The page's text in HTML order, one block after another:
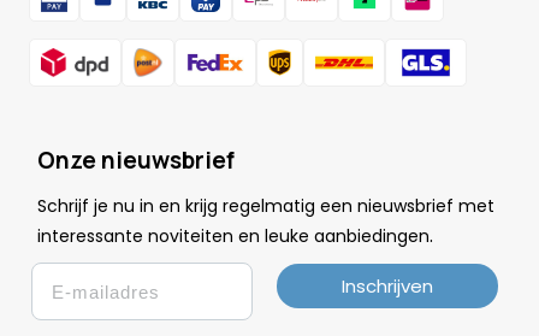
Onze nieuwsbrief
Schrijf je nu in en krijg regelmatig een nieuwsbrief met
interessante noviteiten en leuke aanbiedingen.
Email
Inschrijven